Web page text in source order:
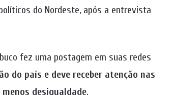
do Nordeste, após a entrevista
fez uma postagem em suas redes
do país e deve receber atenção nas
desigualdade.